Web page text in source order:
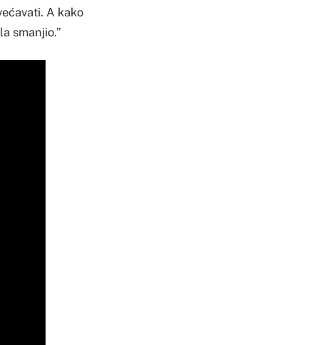
A kako
smanjio.”